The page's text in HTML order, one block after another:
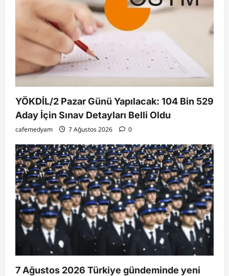
YÖKDİL/2 Pazar Günü Yapılacak: 104 Bin 529
Aday İçin Sınav Detayları Belli Oldu
cafemedyam 7 Ağustos 2026 0
7 Ağustos 2026 Türkiye gündeminde yeni